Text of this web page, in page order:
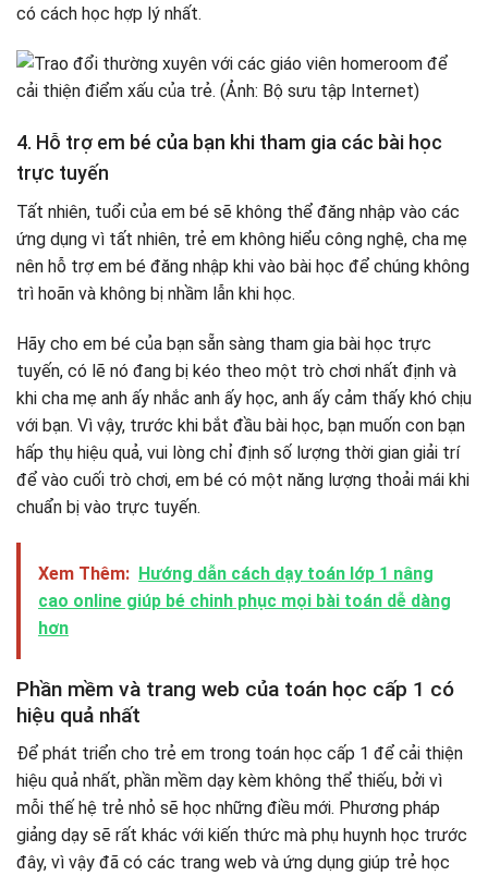
có cách học hợp lý nhất.
4. Hỗ trợ em bé của bạn khi tham gia các bài học
trực tuyến
Tất nhiên, tuổi của em bé sẽ không thể đăng nhập vào các
ứng dụng vì tất nhiên, trẻ em không hiểu công nghệ, cha mẹ
nên hỗ trợ em bé đăng nhập khi vào bài học để chúng không
trì hoãn và không bị nhầm lẫn khi học.
Hãy cho em bé của bạn sẵn sàng tham gia bài học trực
tuyến, có lẽ nó đang bị kéo theo một trò chơi nhất định và
khi cha mẹ anh ấy nhắc anh ấy học, anh ấy cảm thấy khó chịu
với bạn. Vì vậy, trước khi bắt đầu bài học, bạn muốn con bạn
hấp thụ hiệu quả, vui lòng chỉ định số lượng thời gian giải trí
để vào cuối trò chơi, em bé có một năng lượng thoải mái khi
chuẩn bị vào trực tuyến.
Xem Thêm: Hướng dẫn cách dạy toán lớp 1 nâng
cao online giúp bé chinh phục mọi bài toán dễ dàng
hơn
Phần mềm và trang web của toán học cấp 1 có
hiệu quả nhất
Để phát triển cho trẻ em trong toán học cấp 1 để cải thiện
hiệu quả nhất, phần mềm dạy kèm không thể thiếu, bởi vì
mỗi thế hệ trẻ nhỏ sẽ học những điều mới. Phương pháp
giảng dạy sẽ rất khác với kiến ​​thức mà phụ huynh học trước
đây, vì vậy đã có các trang web và ứng dụng giúp trẻ học